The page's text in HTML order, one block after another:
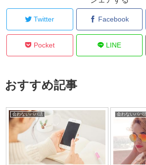
Twitter Facebook
Pocket LINE
おすすめ記事
会わないパパ活 会わないパパ